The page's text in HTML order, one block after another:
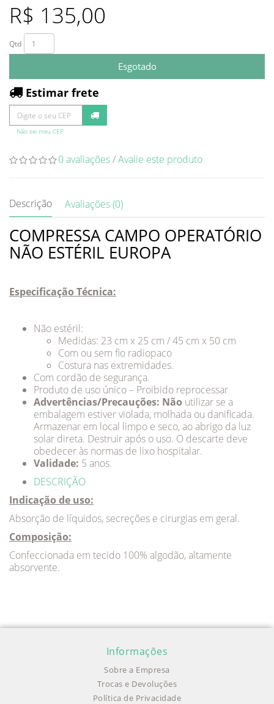
R$ 135,00
Qtd
Esgotado
Estimar frete
Não sei meu CEP
0 avaliações/Avalie este produto
Descrição Avaliações (0)
COMPRESSA CAMPO OPERATÓRIO
NÃO ESTÉRIL EUROPA
Especificação Técnica:
Não estéril:
Medidas: 23 cm x 25 cm / 45 cm x 50 cm
Com ou sem fio radiopaco
Costura nas extremidades.
Com cordão de segurança.
Produto de uso único – Proibido reprocessar
Advertências/Precauções: Não utilizar se a
embalagem estiver violada, molhada ou danificada.
Armazenar em local limpo e seco, ao abrigo da luz
solar direta. Destruir após o uso. O descarte deve
obedecer às normas de lixo hospitalar.
Validade: 5 anos.
DESCRIÇÃO
Indicação de uso:
Absorção de líquidos, secreções e cirurgias em geral.
Composição:
Confeccionada em tecido 100% algodão, altamente
absorvente.
Informações
Sobre a Empresa
Trocas e Devoluções
Política de Privacidade